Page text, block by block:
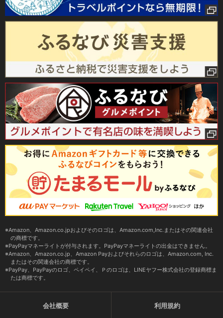
Amazon、Amazon.co.jpおよびそのロゴは、Amazon.com,Inc.またはその関連会社
の商標です。
PayPayマネーライトが付与されます。PayPayマネーライトの出金はできません。
Amazon、Amazon.co.jp、Amazon Payおよびそれらのロゴは、Amazon.com, Inc.
またはその関連会社の商標です。
PayPay、PayPayのロゴ、ペイペイ、Ｐのロゴは、LINEヤフー株式会社の登録商標ま
たは商標です。
会社概要 利用規約